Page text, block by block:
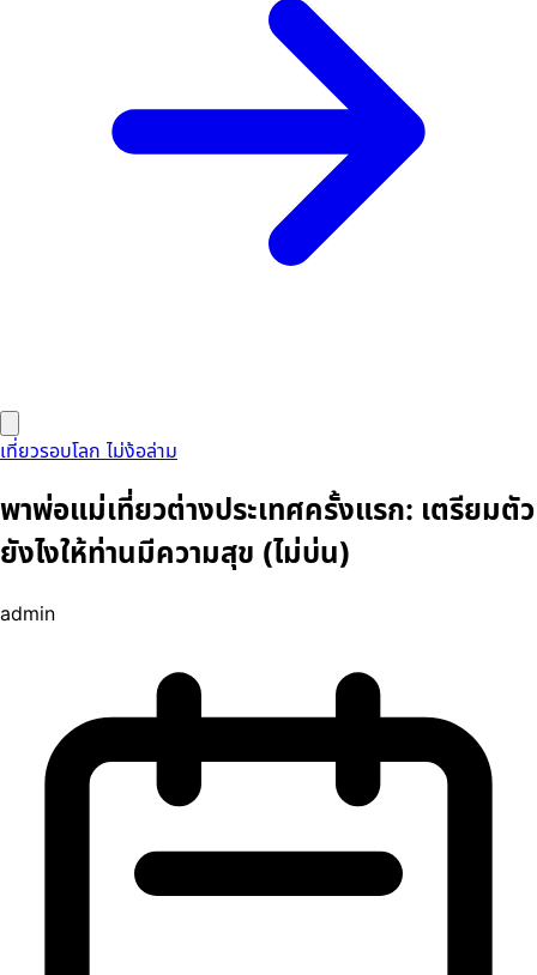
เที่ยวรอบโลก ไม่ง้อล่าม
พาพ่อแม่เที่ยวต่างประเทศครั้งแรก: เตรียมตัว
ยังไงให้ท่านมีความสุข (ไม่บ่น)
admin